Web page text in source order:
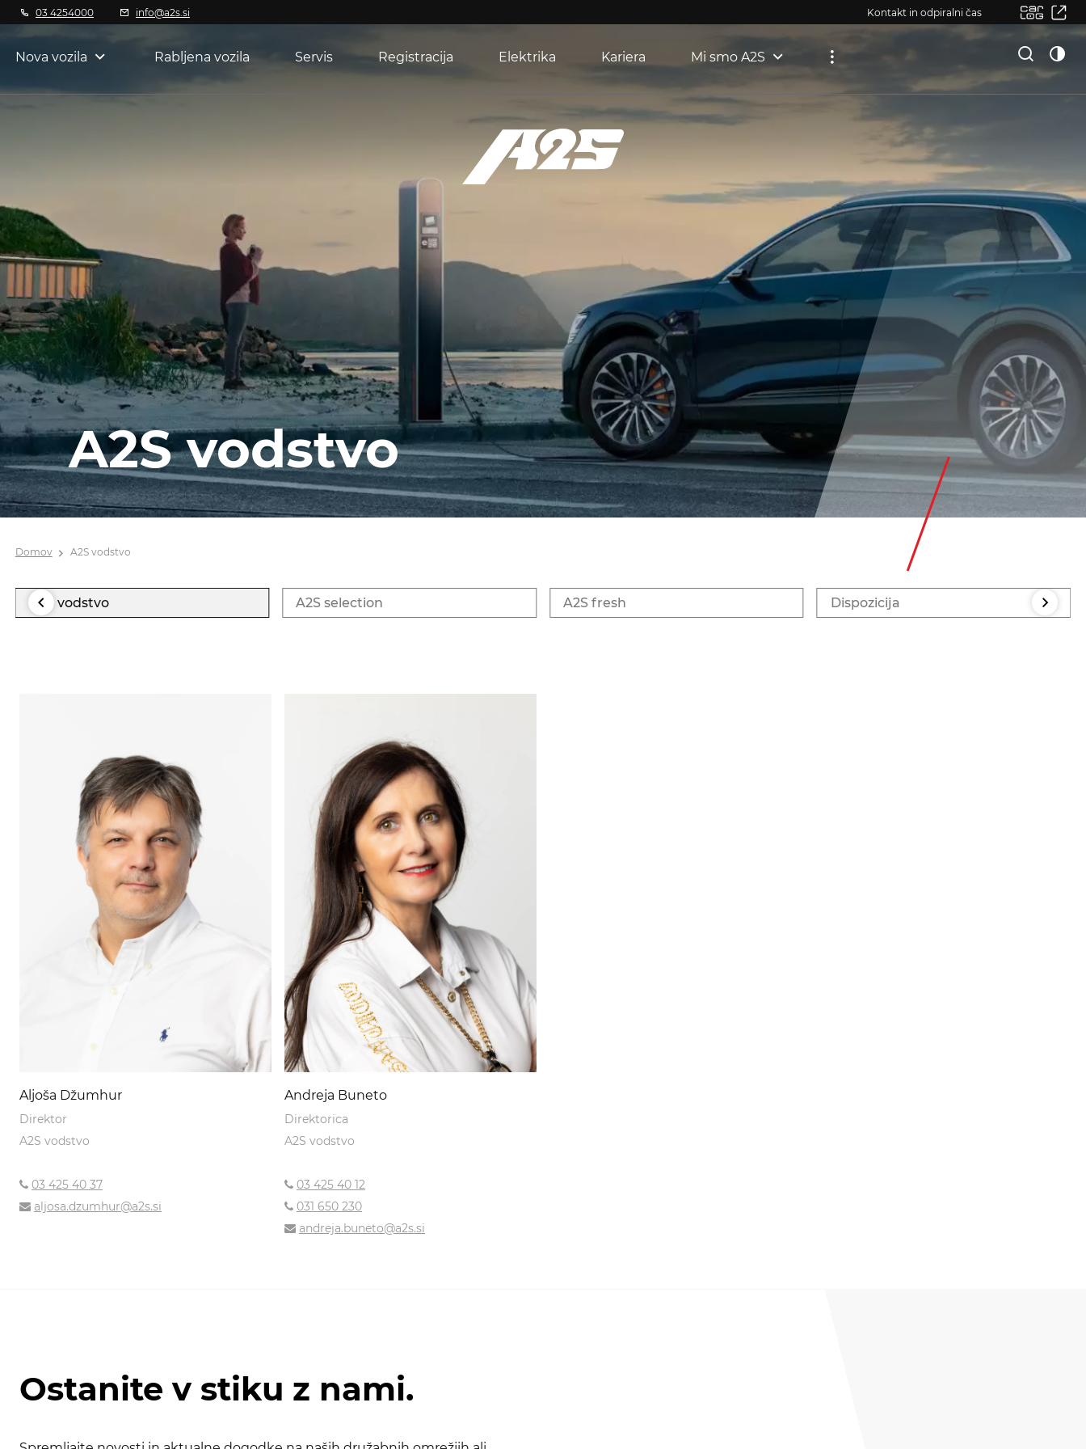
03 4254000 info@a2s.si Kontakt in odpiralni čas
Nova vozila Rabljena vozila Servis Registracija Elektrika Kariera Mi smo A2S
A2S vodstvo
Domov A2S vodstvo
A2S vodstvo A2S selection A2S fresh Dispozicija
Aljoša Džumhur
Direktor
A2S vodstvo
03 425 40 37
aljosa.dzumhur@a2s.si
Andreja Buneto
Direktorica
A2S vodstvo
03 425 40 12
031 650 230
andreja.buneto@a2s.si
Ostanite v stiku z nami.